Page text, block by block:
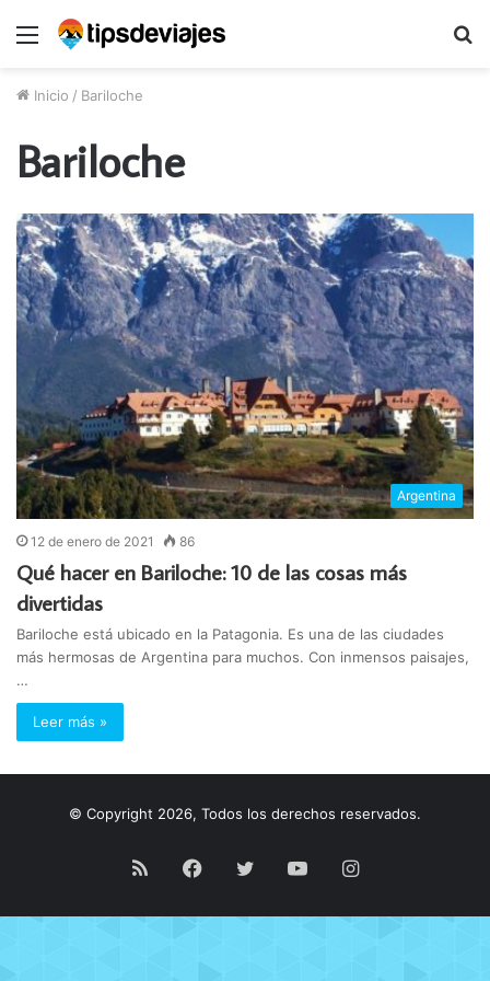
Menú
Inicio / Bariloche
Bariloche
Argentina
12 de enero de 2021 86
Qué hacer en Bariloche: 10 de las cosas más
divertidas
Bariloche está ubicado en la Patagonia. Es una de las ciudades
más hermosas de Argentina para muchos. Con inmensos paisajes,
…
Leer más »
© Copyright 2026, Todos los derechos reservados.
RSS Facebook
TwitterYouTubeInstagram